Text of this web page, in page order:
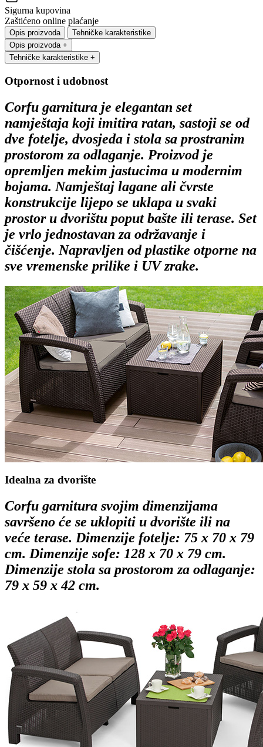
Sigurna kupovina
Zaštićeno online plaćanje
Opis proizvoda
Tehničke karakteristike
Opis proizvoda +
Tehničke karakteristike +
Otpornost i udobnost
Corfu garnitura je elegantan set
namještaja koji imitira ratan, sastoji se od
dve fotelje, dvosjeda i stola sa prostranim
prostorom za odlaganje. Proizvod je
opremljen mekim jastucima u modernim
bojama. Namještaj lagane ali čvrste
konstrukcije lijepo se uklapa u svaki
prostor u dvorištu poput bašte ili terase. Set
je vrlo jednostavan za održavanje i
čišćenje. Napravljen od plastike otporne na
sve vremenske prilike i UV zrake.
Idealna za dvorište
Corfu garnitura svojim dimenzijama
savršeno će se uklopiti u dvorište ili na
veće terase. Dimenzije fotelje: 75 x 70 x 79
cm. Dimenzije sofe: 128 x 70 x 79 cm.
Dimenzije stola sa prostorom za odlaganje:
79 x 59 x 42 cm.